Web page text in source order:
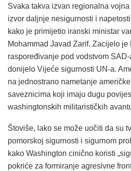
Svaka takva izvan regionalna
izvor daljnje nesigurnosti i
kako je primijetio iranski ministar
Mohammad Javad Zarif. Zacijelo je
raspoređivanje pod vodstvom
donijelo Vijeće sigurnosti UN-a.
na jednostrano nametanje
saveznicima koji imaju dugu
washingtonskih militarističkih
Štoviše, lako se može uočiti da su
pomorskoj sigurnosti i sigurnom
kako Washington cinično koristi
pokriće za formiranje agresivne